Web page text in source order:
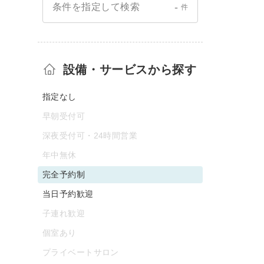
条件を指定して検索 - 件
設備・サービスから探す
指定なし
早朝受付可
深夜受付可・24時間営業
年中無休
完全予約制
当日予約歓迎
子連れ歓迎
個室あり
プライベートサロン